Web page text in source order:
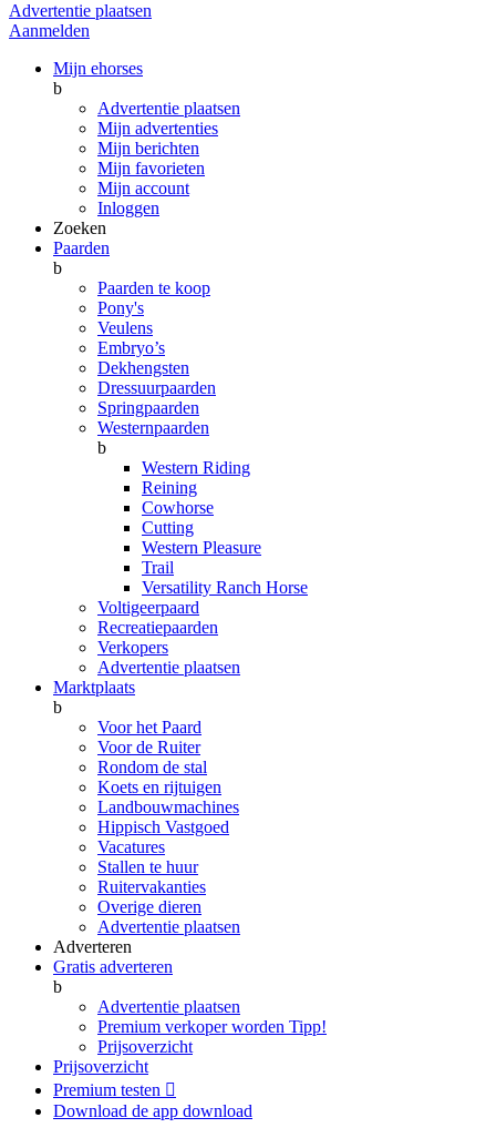
Advertentie plaatsen
Aanmelden
Mijn ehorses
b
Advertentie plaatsen
Mijn advertenties
Mijn berichten
Mijn favorieten
Mijn account
Inloggen
Zoeken
Paarden
b
Paarden te koop
Pony's
Veulens
Embryo’s
Dekhengsten
Dressuurpaarden
Springpaarden
Westernpaarden
b
Western Riding
Reining
Cowhorse
Cutting
Western Pleasure
Trail
Versatility Ranch Horse
Voltigeerpaard
Recreatiepaarden
Verkopers
Advertentie plaatsen
Marktplaats
b
Voor het Paard
Voor de Ruiter
Rondom de stal
Koets en rijtuigen
Landbouwmachines
Hippisch Vastgoed
Vacatures
Stallen te huur
Ruitervakanties
Overige dieren
Advertentie plaatsen
Adverteren
Gratis adverteren
b
Advertentie plaatsen
Premium verkoper worden Tipp!
Prijsoverzicht
Prijsoverzicht
Premium testen 
Download de app download